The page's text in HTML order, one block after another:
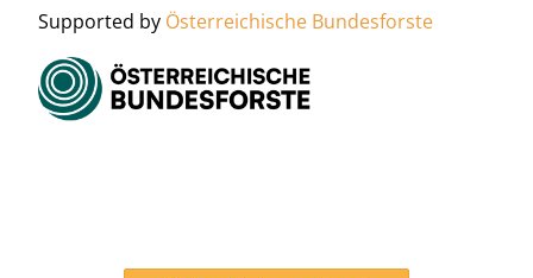
Supported by Österreichische Bundesforste